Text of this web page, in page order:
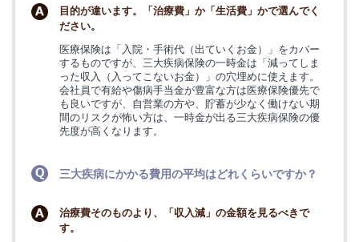
目的が違います。「治療費」か「生活費」かで選んでく
ださい。
医療保険は「入院・手術代（出ていくお金）」をカバー
するものですが、三大疾病保険の一時金は「減ってしま
った収入（入ってこないお金）」の穴埋めに使えます。
会社員で有給や傷病手当金が豊富な方は医療保険優先で
も良いですが、自営業の方や、貯蓄が少なく働けない期
間のリスクが怖い方は、一時金が出る三大疾病保険の優
先度が高くなります。
三大疾病にかかる費用の平均はどれくらいですか？
治療費そのものより、「収入減」の金額を見るべきで
す。